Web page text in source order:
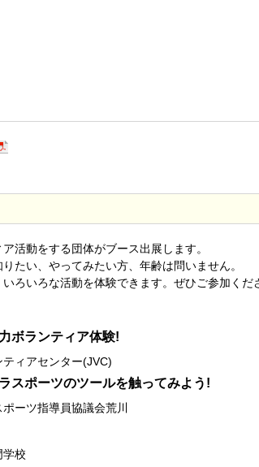
活動をする団体がブース出展します。
たい、やってみたい方、年齢は問いません。
ろいろな活動を体験できます。ぜひご参加くだ
ボランティア体験!
ィアセンター(JVC)
スポーツのツールを触ってみよう!
ーツ指導員協議会荒川
校